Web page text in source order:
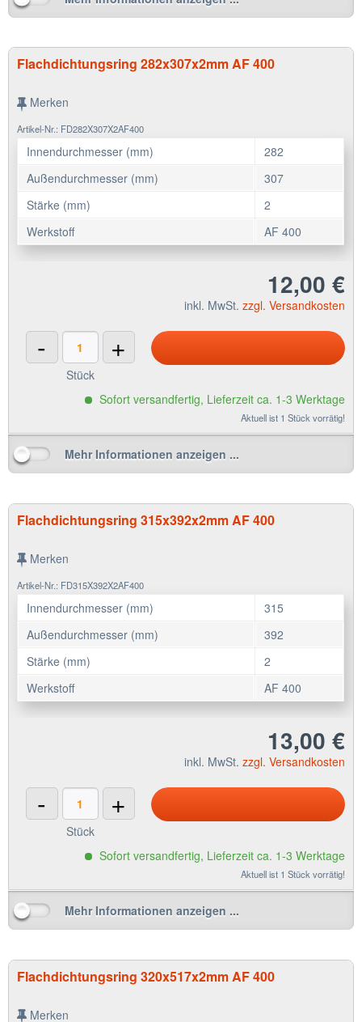
Flachdichtungsring 282x307x2mm AF 400
Merken
Artikel-Nr.: FD282X307X2AF400
Innendurchmesser (mm)
282
Außendurchmesser (mm)
307
Stärke (mm)
2
Werkstoff
AF 400
12,00 €
inkl. MwSt. zzgl. Versandkosten
- +
Stück
Sofort versandfertig, Lieferzeit ca. 1-3 Werktage
Aktuell ist 1 Stück vorrätig!
Mehr Informationen anzeigen ...
Flachdichtungsring 315x392x2mm AF 400
Merken
Artikel-Nr.: FD315X392X2AF400
Innendurchmesser (mm)
315
Außendurchmesser (mm)
392
Stärke (mm)
2
Werkstoff
AF 400
13,00 €
inkl. MwSt. zzgl. Versandkosten
- +
Stück
Sofort versandfertig, Lieferzeit ca. 1-3 Werktage
Aktuell ist 1 Stück vorrätig!
Mehr Informationen anzeigen ...
Flachdichtungsring 320x517x2mm AF 400
Merken